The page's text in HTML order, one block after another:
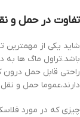
تفاوت در حمل و
شاید یکی از
باشد.تراول ماگ ها
راحتی قابل حمل درون
دارند،عموما حمل و
چیزی که در مورد